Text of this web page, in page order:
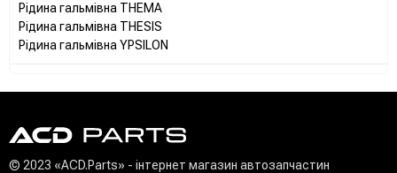
Рідина гальмівна THEMA
Рідина гальмівна THESIS
Рідина гальмівна YPSILON
© 2023 «ACD.Parts» - інтернет магазин автозапчастин